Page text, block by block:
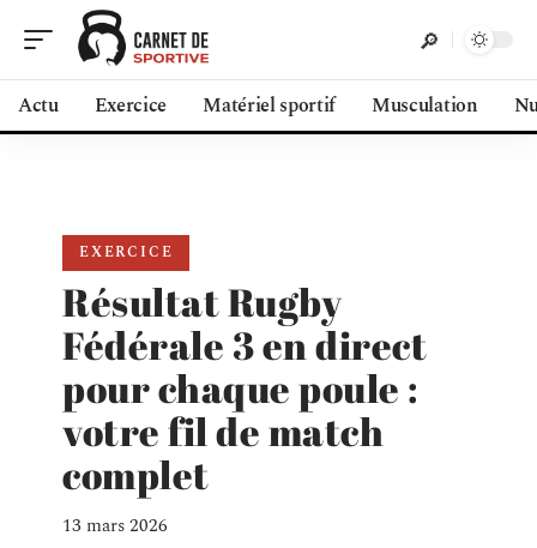
Actu Exercice Matériel sportif Musculation
EXERCICE
Résultat Rugby
Fédérale 3 en direct
pour chaque poule :
votre fil de match
complet
13 mars 2026